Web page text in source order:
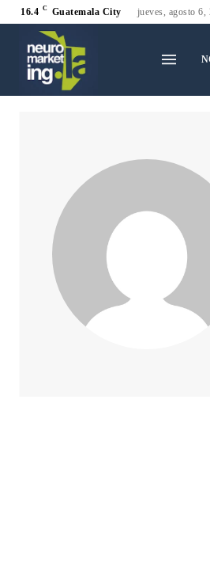
16.4 C Guatemala City jueves, agosto 6,